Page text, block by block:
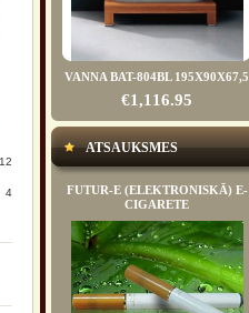
4
VANNA BAT-804BL 195X90X67,5
€1,116.95
ATSAUKSMES
FUTUR-E (ELEKTRONISKĀ) E-
CIGARETE